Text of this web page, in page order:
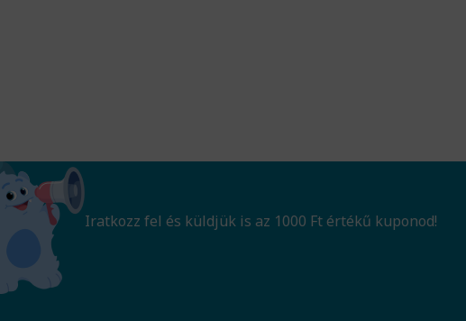
Iratkozz fel és küldjük is az 1000 Ft értékű kuponod!